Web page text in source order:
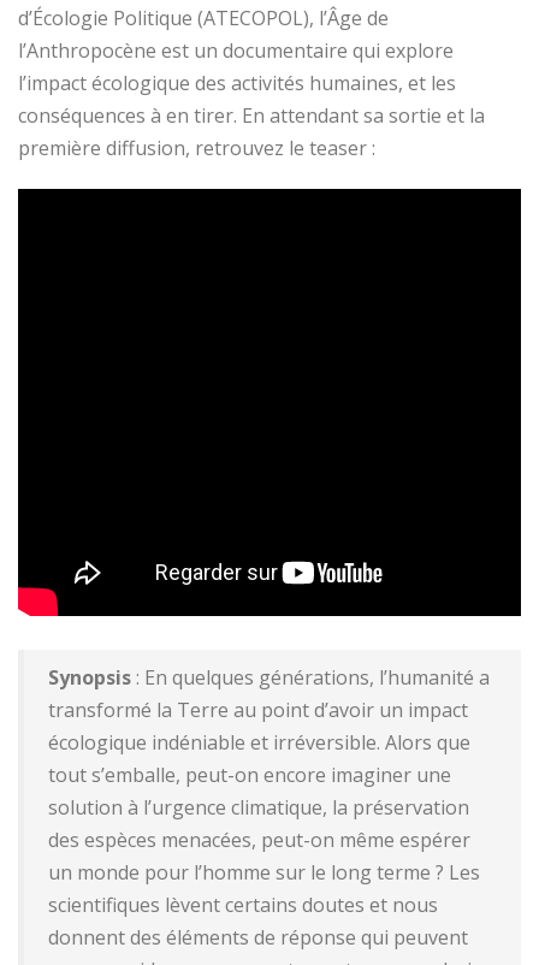
d’Écologie Politique (ATECOPOL), l’Âge de
l’Anthropocène est un documentaire qui explore
l’impact écologique des activités humaines, et les
conséquences à en tirer. En attendant sa sortie et la
première diffusion, retrouvez le teaser :
Synopsis: En quelques générations, l’humanité a
transformé la Terre au point d’avoir un impact
écologique indéniable et irréversible. Alors que
tout s’emballe, peut-on encore imaginer une
solution à l’urgence climatique, la préservation
des espèces menacées, peut-on même espérer
un monde pour l’homme sur le long terme ? Les
scientifiques lèvent certains doutes et nous
donnent des éléments de réponse qui peuvent